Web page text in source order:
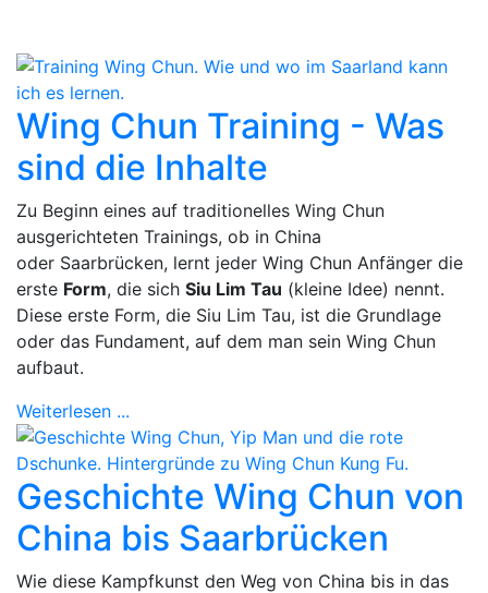
Wing Chun Training - Was
sind die Inhalte
Zu Beginn eines auf traditionelles Wing Chun
ausgerichteten Trainings, ob in China
oder Saarbrücken, lernt jeder Wing Chun Anfänger die
erste Form, die sich Siu Lim Tau (kleine Idee) nennt.
Diese erste Form, die Siu Lim Tau, ist die Grundlage
oder das Fundament, auf dem man sein Wing Chun
aufbaut.
Weiterlesen ...
Geschichte Wing Chun von
China bis Saarbrücken
Wie diese Kampfkunst den Weg von China bis in das